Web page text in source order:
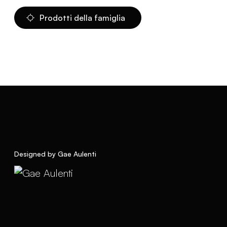
Prodotti della famiglia
Designed by Gae Aulenti